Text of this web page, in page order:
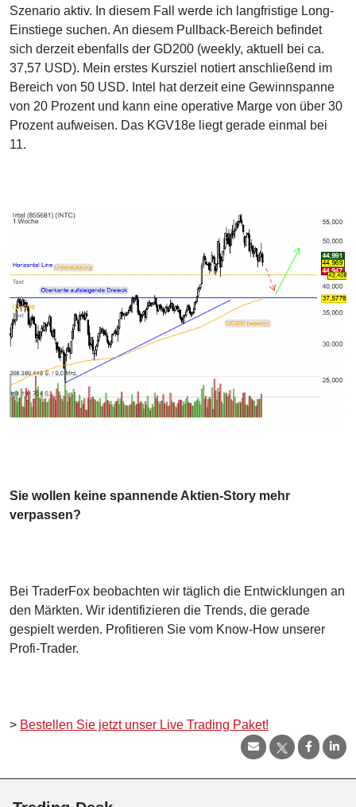
Szenario aktiv. In diesem Fall werde ich langfristige Long-
Einstiege suchen. An diesem Pullback-Bereich befindet
sich derzeit ebenfalls der GD200 (weekly, aktuell bei ca.
37,57 USD). Mein erstes Kursziel notiert anschließend im
Bereich von 50 USD. Intel hat derzeit eine Gewinnspanne
von 20 Prozent und kann eine operative Marge von über 30
Prozent aufweisen. Das KGV18e liegt gerade einmal bei
11.
Sie wollen keine spannende Aktien-Story mehr
verpassen?
Bei TraderFox beobachten wir täglich die Entwicklungen an
den Märkten. Wir identifizieren die Trends, die gerade
gespielt werden. Profitieren Sie vom Know-How unserer
Profi-Trader.
> Bestellen Sie jetzt unser Live Trading Paket!